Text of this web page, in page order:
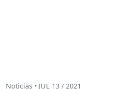
Noticias • JUL 13 / 2021